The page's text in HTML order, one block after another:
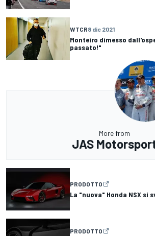
WTCR8 dic 2021
Monteiro dimesso
passato!"
More from
JAS
PRODOTTO
La "nuova" Honda NSX si
PRODOTTO